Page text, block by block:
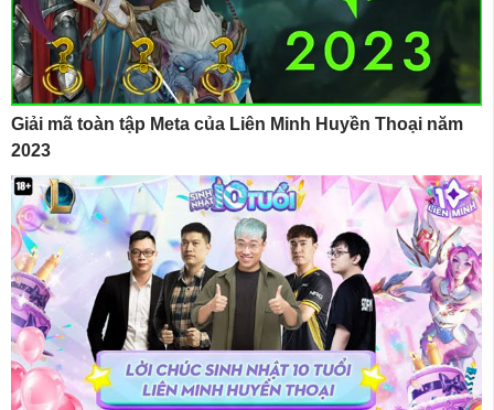
Giải mã toàn tập Meta của Liên Minh Huyền Thoại năm
2023